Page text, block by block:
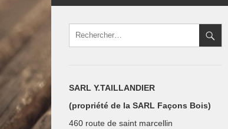
SARL Y.TAILLANDIER
(propriété de la SARL Façons Bois)
460 route de saint marcellin